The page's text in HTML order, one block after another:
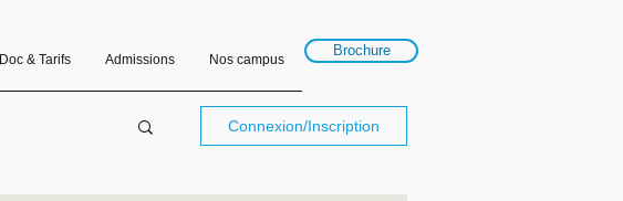
Doc & Tarifs Admissions Nos campus
Brochure
Connexion/Inscription